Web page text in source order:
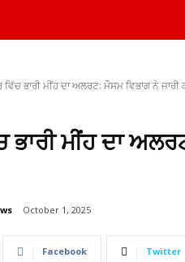
ਭਾਰੀ ਮੀਂਹ ਦਾ ਅਲਰਟ: ਮੌਸਮ ਵਿਭਾਗ ਨੇ ਜਾਰੀ
ਮੀਂਹ ਦਾ
October 1, 2025
Facebook Twitter